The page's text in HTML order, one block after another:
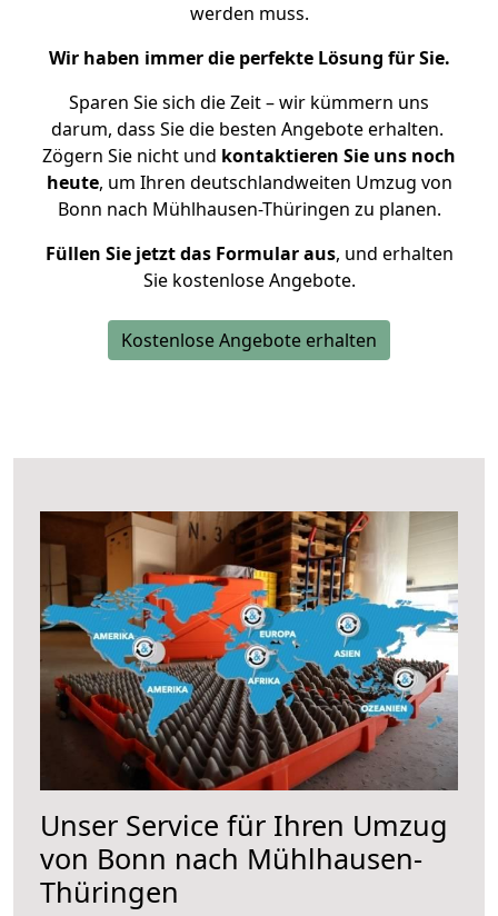
werden muss.
Wir haben immer die perfekte Lösung für Sie.
Sparen Sie sich die Zeit – wir kümmern uns
darum, dass Sie die besten Angebote erhalten.
Zögern Sie nicht und kontaktieren Sie uns noch
heute, um Ihren deutschlandweiten Umzug von
Bonn nach Mühlhausen-Thüringen zu planen.
Füllen Sie jetzt das Formular aus, und erhalten
Sie kostenlose Angebote.
Kostenlose Angebote erhalten
Unser Service für Ihren Umzug
von Bonn nach Mühlhausen-
Thüringen